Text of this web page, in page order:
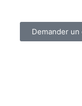
Demander un